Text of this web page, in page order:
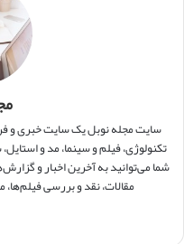
سایت مجله نوبل یک سایت خبری و
تکنولوژی، فیلم و سینما، مد و
شما می‌توانید به آخرین اخبار و
مقالات، نقد و بررسی